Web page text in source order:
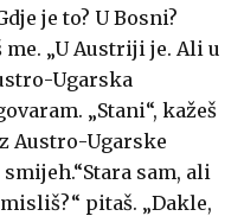
je to? U Bosni?
„U Austriji je. Ali u
Ugarska
„Stani“, kažeš
Austro-Ugarske
sam, ali
pitaš. „Dakle,